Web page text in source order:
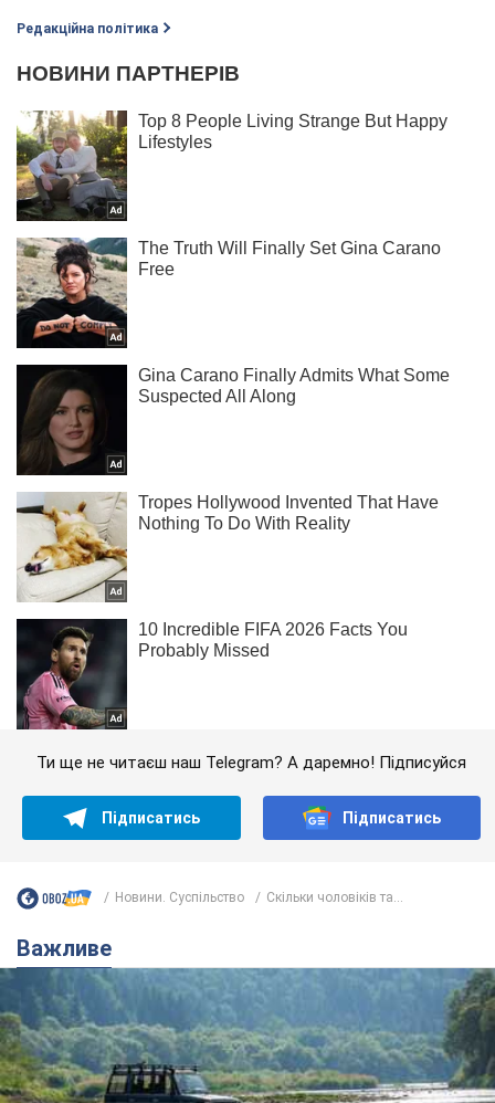
Редакційна політика
Ти ще не читаєш наш Telegram? А даремно! Підписуйся
Підписатись Підписатись
Новини. Суспільство Скільки чоловіків та...
Важливе